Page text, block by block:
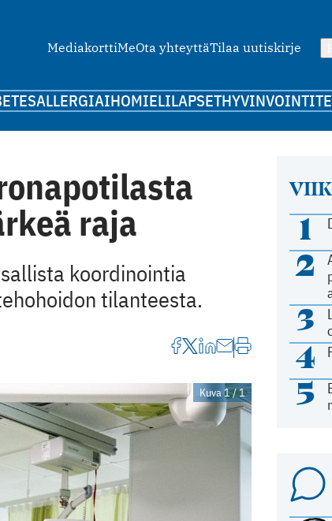
MediakorttiMeOta yhteyttäTilaa uutiskirje
ALLERGIAIHOMIELILAPSETHYVINVOINTI
1
2
3
4
5
raja
koordinointia
tilanteesta.
Kuva 1 / 1